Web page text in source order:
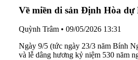
Về miền di sản Định Hòa dự
Quỳnh Trâm • 09/05/2026 13:31
Ngày 9/5 (tức ngày 23/3 năm Bính
và lễ dâng hương kỷ niệm 530 năm